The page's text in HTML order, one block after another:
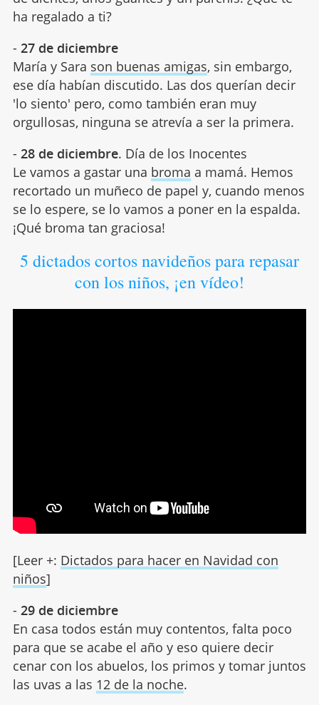
ha regalado a ti?
- 27 de diciembre
María y Sara son buenas amigas, sin embargo,
ese día habían discutido. Las dos querían decir
'lo siento' pero, como también eran muy
orgullosas, ninguna se atrevía a ser la primera.
- 28 de diciembre. Día de los Inocentes
Le vamos a gastar una broma a mamá. Hemos
recortado un muñeco de papel y, cuando menos
se lo espere, se lo vamos a poner en la espalda.
¡Qué broma tan graciosa!
5 dictados cortos navideños para repasar
con los niños, ¡en vídeo!
[Leer +: Dictados para hacer en Navidad con
niños]
- 29 de diciembre
En casa todos están muy contentos, falta poco
para que se acabe el año y eso quiere decir
cenar con los abuelos, los primos y tomar juntos
las uvas a las 12 de la noche.